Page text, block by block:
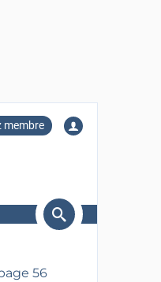
membre
56